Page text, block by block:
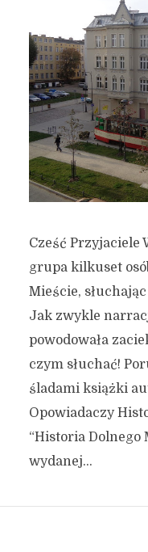
Cześć Przyjaciele
grupa kilkuset
Mieście,
Jak zwykle
powodowała
czym słuchać!
śladami książki
Opowiadaczy
“Historia Dolnego
wydanej...